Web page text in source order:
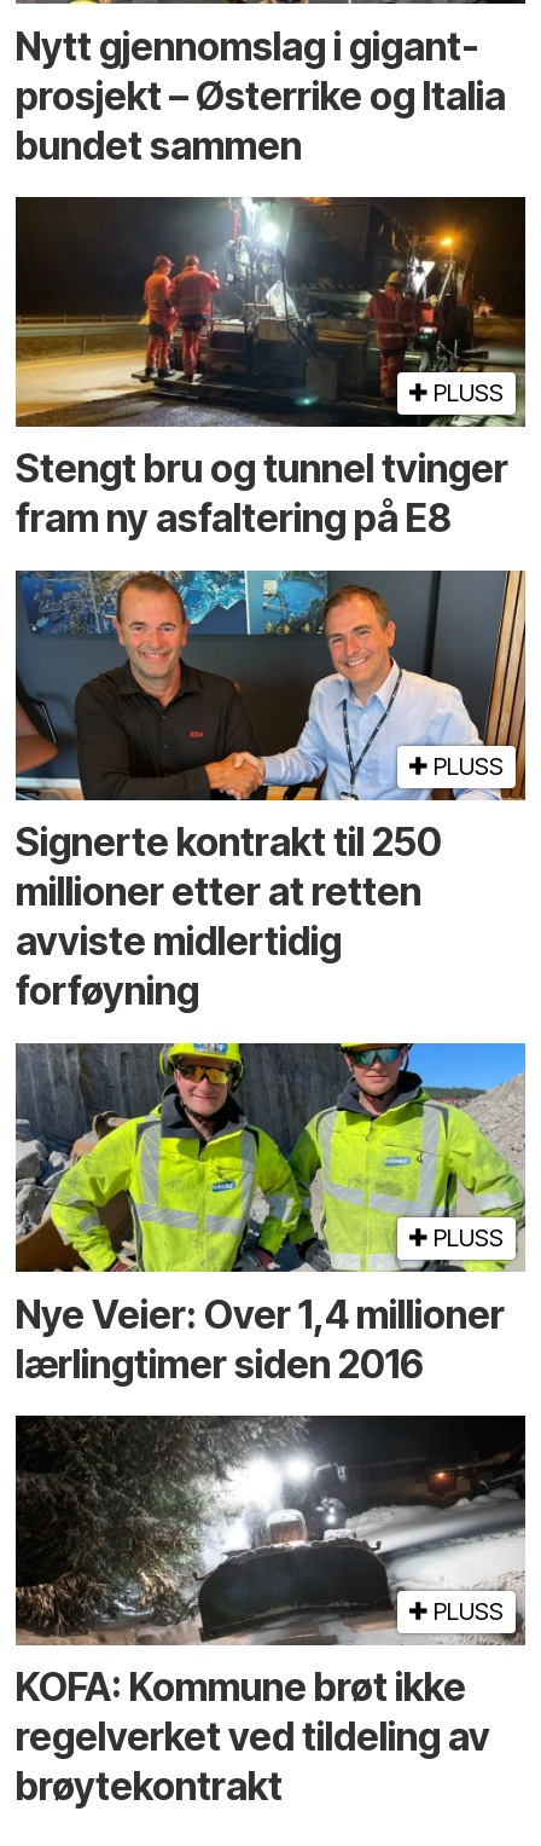
Nytt gjennomslag i gigant­
prosjekt – Østerrike og Italia
bundet sammen
PLUSS
Stengt bru og tunnel tvinger
fram ny asfaltering på E8
PLUSS
Signerte kontrakt til 250
millioner etter at retten
avviste midlertidig
forføyning
PLUSS
Nye Veier: Over 1,4 millioner
lærlingtimer siden 2016
PLUSS
KOFA: Kommune brøt ikke
regelverket ved tildeling av
brøytekontrakt